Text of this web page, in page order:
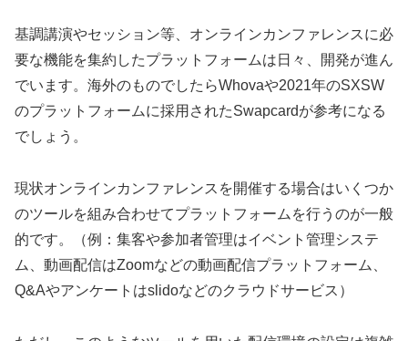
基調講演やセッション等、オンラインカンファレンスに必
要な機能を集約したプラットフォームは日々、開発が進ん
でいます。海外のものでしたらWhovaや2021年のSXSW
のプラットフォームに採用されたSwapcardが参考になる
でしょう。
現状オンラインカンファレンスを開催する場合はいくつか
のツールを組み合わせてプラットフォームを行うのが一般
的です。（例：集客や参加者管理はイベント管理システ
ム、動画配信はZoomなどの動画配信プラットフォーム、
Q&Aやアンケートはslidoなどのクラウドサービス）